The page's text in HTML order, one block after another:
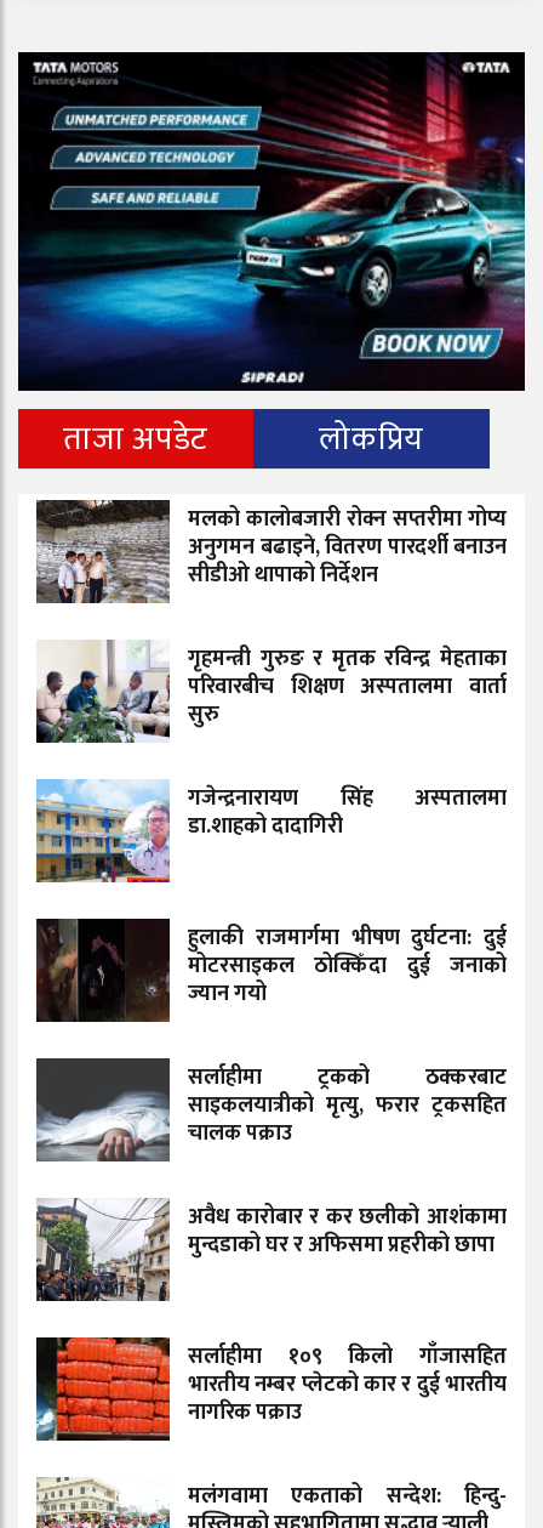
ताजा अपडेट लोकप्रिय
मलको कालोबजारी रोक्न सप्तरीमा गोप्य
अनुगमन बढाइने, वितरण पारदर्शी बनाउन
सीडीओ थापाको निर्देशन
गृहमन्त्री गुरुङ र मृतक रविन्द्र मेहताका
परिवारबीच शिक्षण अस्पतालमा वार्ता
सुरु
गजेन्द्रनारायण सिंह अस्पतालमा
डा.शाहको दादागिरी
हुलाकी राजमार्गमा भीषण दुर्घटना: दुई
मोटरसाइकल ठोक्किँदा दुई जनाको
ज्यान गयो
सर्लाहीमा ट्रकको ठक्करबाट
साइकलयात्रीको मृत्यु, फरार ट्रकसहित
चालक पक्राउ
अवैध कारोबार र कर छलीको आशंकामा
मुन्दडाको घर र अफिसमा प्रहरीको छापा
सर्लाहीमा १०९ किलो गाँजासहित
भारतीय नम्बर प्लेटको कार र दुई भारतीय
नागरिक पक्राउ
मलंगवामा एकताको सन्देश: हिन्दु-